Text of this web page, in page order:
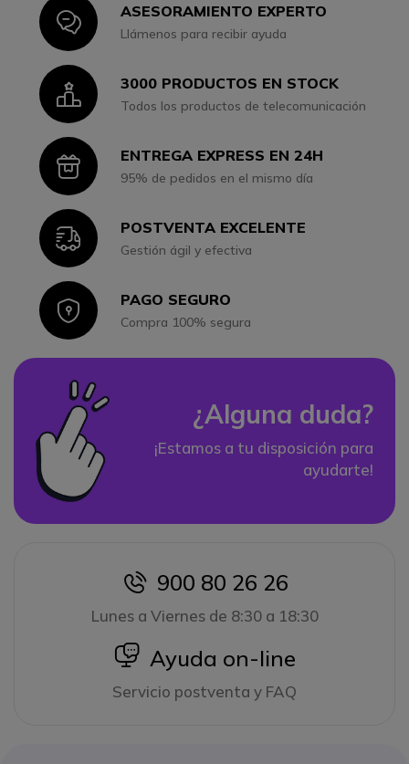
IconASESORAMIENTO EXPERTO
Llámenos para recibir ayuda
Icon3000 PRODUCTOS EN STOCK
Todos los productos de telecomunicación
IconENTREGA EXPRESS EN 24H
95% de pedidos en el mismo día
IconPOSTVENTA EXCELENTE
Gestión ágil y efectiva
IconPAGO SEGURO
Compra 100% segura
¿Alguna duda?
¡Estamos a tu disposición para
ayudarte!
icon
900 80 26 26
Lunes a Viernes de 8:30 a 18:30
icon
Ayuda on-line
Servicio postventa y FAQ